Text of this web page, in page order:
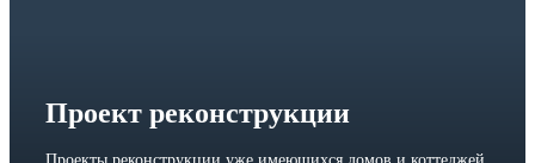
Проект реконструкции